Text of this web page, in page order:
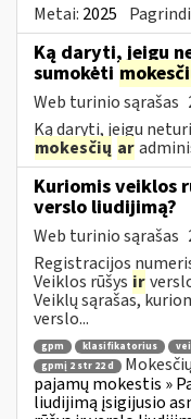
Metai: 2025
Ką daryti, jeigu
sumokėti
Web turinio sąrašas
Ką daryti, jeigu
mokesčių ar
Kuriomis veiklos
verslo liudijimą?
Web turinio sąrašas
Registracijos
Veiklos rūšys ir
Veiklų sąrašas,
verslo...
gpm klasifikatorius
gpmį 2 str 22 d
pajamų mokestis »
liudijimą įsigijusio